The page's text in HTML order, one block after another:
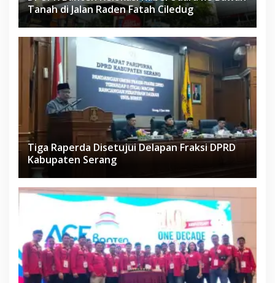
Tanah di Jalan Raden Fatah Ciledug
Tiga Raperda Disetujui Delapan Fraksi DPRD
Kabupaten Serang